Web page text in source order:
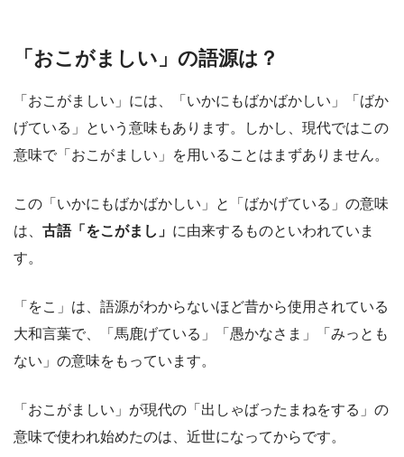
「おこがましい」の語源は？
「おこがましい」には、「いかにもばかばかしい」「ばか
げている」という意味もあります。しかし、現代ではこの
意味で「おこがましい」を用いることはまずありません。
この「いかにもばかばかしい」と「ばかげている」の意味
は、 古語「をこがまし」 に由来するものといわれていま
す。
「をこ」は、語源がわからないほど昔から使用されている
大和言葉で、「馬鹿げている」「愚かなさま」「みっとも
ない」の意味をもっています。
「おこがましい」が現代の「出しゃばったまねをする」の
意味で使われ始めたのは、近世になってからです。